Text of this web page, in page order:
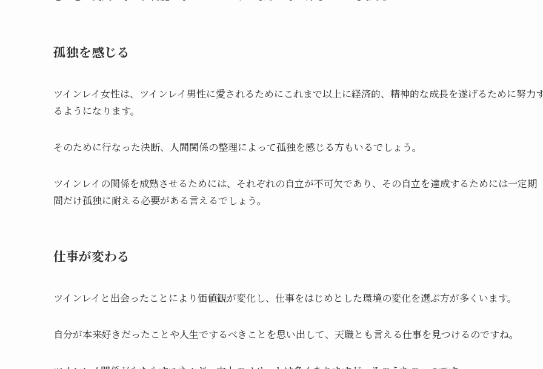
孤独を感じる
ツインレイ女性は、ツインレイ男性に愛されるためにこれまで以上に経済的、精神的な成長を遂げるために努力
るようになります。
そのために行なった決断、人間関係の整理によって孤独を感じる方もいるでしょう。
ツインレイの関係を成熟させるためには、それぞれの自立が不可欠であり、その自立を達成するためには一定期
間だけ孤独に耐える必要がある言えるでしょう。
仕事が変わる
ツインレイと出会ったことにより価値観が変化し、仕事をはじめとした環境の変化を選ぶ方が多くいます。
自分が本来好きだったことや人生でするべきことを思い出して、天職とも言える仕事を見つけるのですね。